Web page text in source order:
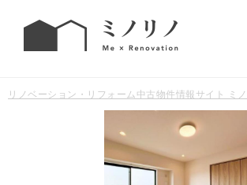
リノベーション・リフォーム中古物件情報サイト ミノ